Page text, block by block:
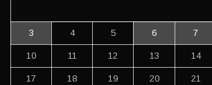
3 4 5 6 7
10 11 12 13 14
17 18 19 20 21